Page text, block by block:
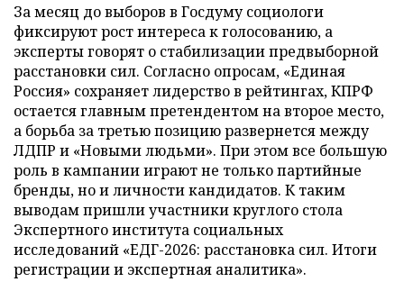
За месяц до выборов в Госдуму социологи
фиксируют рост интереса к голосованию, а
эксперты говорят о стабилизации предвыборной
расстановки сил. Согласно опросам, «Единая
Россия» сохраняет лидерство в рейтингах, КПРФ
остается главным претендентом на второе место,
а борьба за третью позицию развернется между
ЛДПР и «Новыми людьми». При этом все большую
роль в кампании играют не только партийные
бренды, но и личности кандидатов. К таким
выводам пришли участники круглого стола
Экспертного института социальных
исследований «ЕДГ-2026: расстановка сил. Итоги
регистрации и экспертная аналитика».